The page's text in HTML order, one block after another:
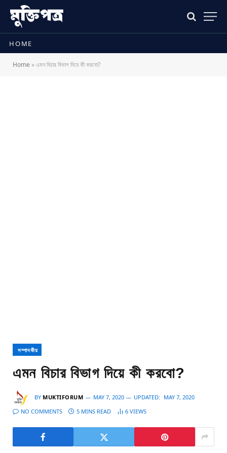
HOME
Home »এমন বিচার বিভাগ দিয়ে কী করবো?
সম্পাদকীয়
এমন বিচার বিভাগ দিয়ে কী করবো?
BY MUKTIFORUM MAY 7, 2020 UPDATED: MAY 7, 2020
NO COMMENTS
5 MINS READ 6 VIEWS